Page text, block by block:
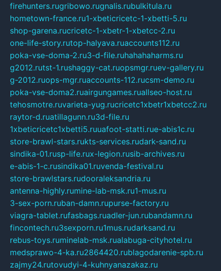
firehunters.rugribowo.rugnalis.rubulkitula.ru
hometown-france.ru1-xbeticricetc-1-xbetti-5.ru
shop-garena.rucricetc-1-xbetr-1-xbetcc-2.ru
one-life-story.rutop-halyava.ruaccounts112.ru
poka-vse-doma-2.ru3-d-file.ruhahahaharms.ru
g2012.rutst-1.rushaggy-cat.ruopsmgr.ruev-gallery.ru
g-2012.ruops-mgr.ruaccounts-112.rucsm-demo.ru
poka-vse-doma2.ruairgungames.ruallseo-host.ru
tehosmotre.ruvarieta-yug.rucricetc1xbetr1xbetcc2.ru
raytor-d.ruatillagunn.ru3d-file.ru
1xbeticricetc1xbetti5.ruuafoot-statti.rue-abis1c.ru
store-brawl-stars.rukts-services.rudark-sand.ru
sindika-01.rusp-life.rux-legion.rusib-archives.ru
e-abis-1-c.rusindika01.ruvenda-festival.ru
store-brawlstars.rudooraleksandria.ru
antenna-highly.rumine-lab-msk.ru1-mus.ru
3-sex-porn.ruban-damn.rupurse-factory.ru
viagra-tablet.rufasbags.ruadler-jun.rubandamn.ru
fincontech.ru3sexporn.ru1mus.rudarksand.ru
rebus-toys.ruminelab-msk.rualabuga-cityhotel.ru
medsprawo-4-ka.ru2864420.rublagodarenie-spb.ru
zajmy24.rutovudyi-4-kuhnyanazakaz.ru